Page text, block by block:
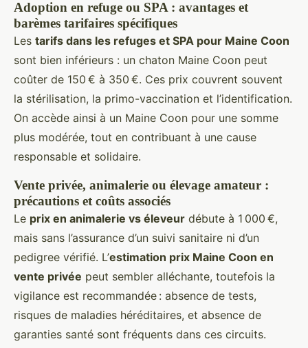
Adoption en refuge ou SPA : avantages et
barèmes tarifaires spécifiques
Les tarifs dans les refuges et SPA pour Maine Coon
sont bien inférieurs : un chaton Maine Coon peut
coûter de 150 € à 350 €. Ces prix couvrent souvent
la stérilisation, la primo-vaccination et l’identification.
On accède ainsi à un Maine Coon pour une somme
plus modérée, tout en contribuant à une cause
responsable et solidaire.
Vente privée, animalerie ou élevage amateur :
précautions et coûts associés
Le prix en animalerie vs éleveur débute à 1 000 €,
mais sans l’assurance d’un suivi sanitaire ni d’un
pedigree vérifié. L’estimation prix Maine Coon en
vente privée peut sembler alléchante, toutefois la
vigilance est recommandée : absence de tests,
risques de maladies héréditaires, et absence de
garanties santé sont fréquents dans ces circuits.